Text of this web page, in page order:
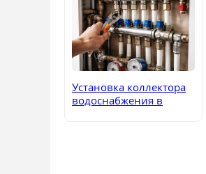
Установка коллектора
водоснабжения в